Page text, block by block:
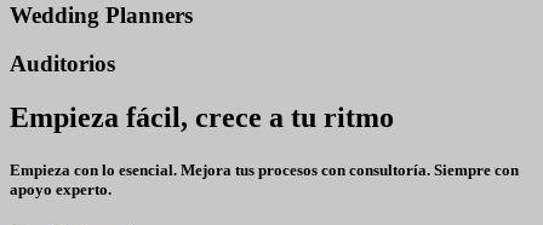
Wedding Planners
Auditorios
Empieza fácil, crece a tu ritmo
Empieza con lo esencial. Mejora tus procesos con consultoría. Siempre con
apoyo experto.